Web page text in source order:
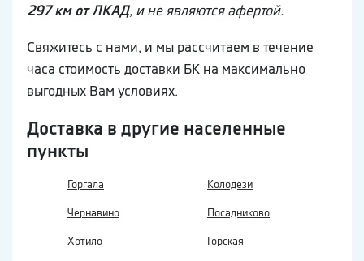
297 км от ЛКАД, и не являются афертой.
Свяжитесь с нами, и мы рассчитаем в течение
часа стоимость доставки БК на максимально
выгодных Вам условиях.
Доставка в другие населенные
пункты
Горгала Колодези
Чернавино Посадниково
Хотило Горская